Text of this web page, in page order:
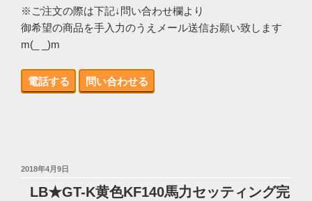
※ご注文の際は下記↓問い合わせ欄より
御希望の商品を手入力のうえメール送信お願い致します
m(_ _)m
電話する 問い合わせる
投
2018年4月9日
LB★GT-K黄色KF140馬力セッティング完